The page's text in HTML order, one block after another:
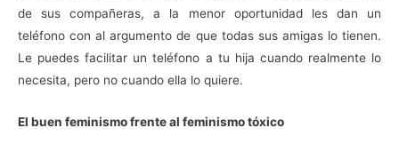
de sus compañeras, a la menor oportunidad les dan un
teléfono con al argumento de que todas sus amigas lo tienen.
Le puedes facilitar un teléfono a tu hija cuando realmente lo
necesita, pero no cuando ella lo quiere.
El buen feminismo frenteal feminismo tóxico